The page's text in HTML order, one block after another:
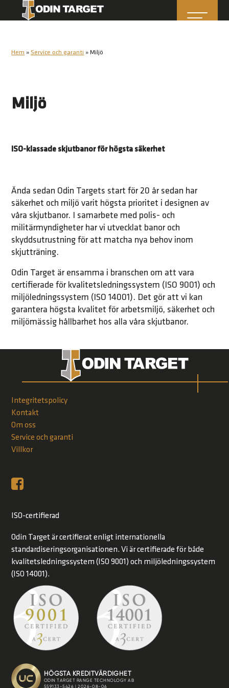
Hem »Service och garanti »Miljö
Miljö
ISO-klassade skjutbanor för högsta säkerhet
Ända sedan Odin Targets start för 20 år sedan har
säkerhet och miljö varit högsta prioritet i designen av
våra skjutbanor. I samarbete med polis- och
militärmyndigheter har vi utvecklat banor och
skyddsutrustning för att matcha nya behov inom
skjutträning.
Odin Target är ensamma i branschen om att vara
certifierade för kvalitetsledningssystem (ISO 9001) och
miljöledningssystem (ISO 14001). Det gör att vi kan
garantera högsta kvalitet för arbetsmiljö, säkerhet och
miljömässig hållbarhet hos alla våra skjutbanor.
Integritetspolicy
Kontakt
Om oss
Service och garanti
Villkor
ISO-certifierad
Odin Target är certifierat enligt internationella
standardiseringsorganisationen. Vi är certifierade för både
kvalitetsledningssystem (ISO 9001) och miljöledningssystem
(ISO 14001).